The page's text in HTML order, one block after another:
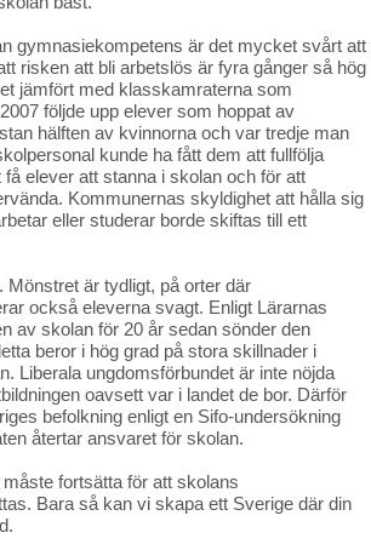
gymnasiekompetens är det mycket svårt att
risken att bli arbetslös är fyra gånger så hög
jämfört med klasskamraterna som
följde upp elever som hoppat av
hälften av kvinnorna och var tredje man
kunde ha fått dem att fullfölja
elever att stanna i skolan och för att
Kommunernas skyldighet att hålla sig
eller studerar borde skiftas till ett
Mönstret är tydligt, på orter där
också eleverna svagt. Enligt Lärarnas
av skolan för 20 år sedan sönder den
beror i hög grad på stora skillnader i
Liberala ungdomsförbundet är inte nöjda
oavsett var i landet de bor. Därför
befolkning enligt en Sifo-undersökning
återtar ansvaret för skolan.
fortsätta för att skolans
Bara så kan vi skapa ett Sverige där din